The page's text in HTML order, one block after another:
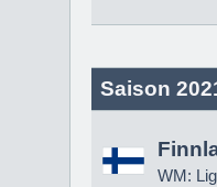
Saison
WM: